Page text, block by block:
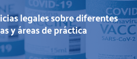
legales sobre diferentes
y áreas de práctica